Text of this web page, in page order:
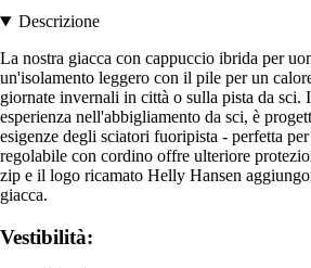
Descrizione
La nostra giacca con cappuccio ibrida per
un'isolamento leggero con il pile per un
giornate invernali in città o sulla pista da sci.
esperienza nell'abbigliamento da sci, è
esigenze degli sciatori fuoripista - perfetta
regolabile con cordino offre ulteriore
zip e il logo ricamato Helly Hansen
giacca.
Vestibilità: